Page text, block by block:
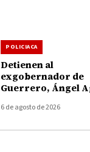
POLICIACA
Detienen al
exgobernador de
Guerrero, Ángel
encubrimiento en
6 de agosto de 2026